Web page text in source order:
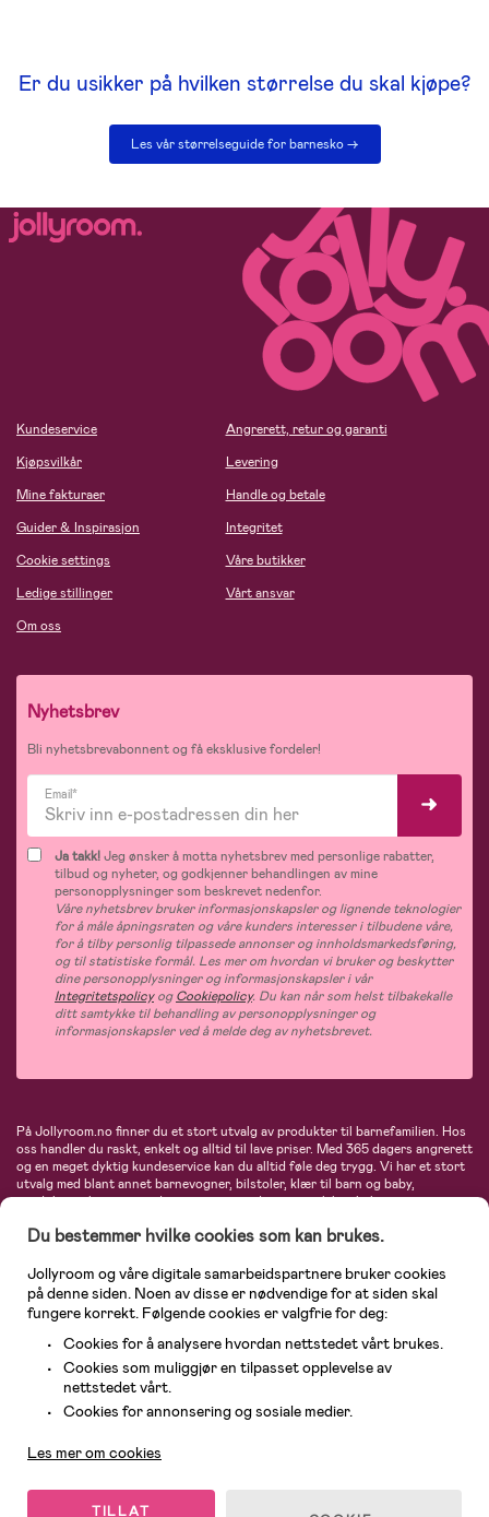
Er du usikker på hvilken størrelse du skal kjøpe?
Les vår størrelseguide for barnesko ->
Kundeservice
Kjøpsvilkår
Mine fakturaer
Guider & Inspirasjon
Cookie settings
Ledige stillinger
Om oss
Angrerett, retur og garanti
Levering
Handle og betale
Integritet
Våre butikker
Vårt ansvar
Nyhetsbrev
Bli nyhetsbrevabonnent og få eksklusive fordeler!
Email*
Ja takk!Jeg ønsker å motta nyhetsbrev med personlige rabatter,
tilbud og nyheter, og godkjenner behandlingen av mine
personopplysninger som beskrevet nedenfor.
Våre nyhetsbrev bruker informasjonskapsler og lignende teknologier
for å måle åpningsraten og våre kunders interesser i tilbudene våre,
for å tilby personlig tilpassede annonser og innholdsmarkedsføring,
og til statistiske formål. Les mer om hvordan vi bruker og beskytter
dine personopplysninger og informasjonskapsler i vår
IntegritetspolicyogCookiepolicy. Du kan når som helst tilbakekalle
ditt samtykke til behandling av personopplysninger og
informasjonskapsler ved å melde deg av nyhetsbrevet.
På Jollyroom.no finner du et stort utvalg av produkter til barnefamilien. Hos
oss handler du raskt, enkelt og alltid til lave priser. Med 365 dagers angrerett
og en meget dyktig kundeservice kan du alltid føle deg trygg. Vi har et stort
utvalg med blant annet barnevogner, bilstoler, klær til barn og baby,
produkter til mor, mengder av inspirerende interiør, leker, babyustyr og mye
Maxi-Cosi, Baby Jogger, BabyBjörn, Didriksons, KidKraft, Ergobaby, Philips
største nettbutikk for barn og baby!
Du bestemmer hvilke cookies som kan brukes.
Jollyroom og våre digitale samarbeidspartnere bruker cookies
på denne siden. Noen av disse er nødvendige for at siden skal
fungere korrekt. Følgende cookies er valgfrie for deg:
Cookies for å analysere hvordan nettstedet vårt brukes.
Cookies som muliggjør en tilpasset opplevelse av
nettstedet vårt.
Cookies for annonsering og sosiale medier.
Les mer om cookies
TILLAT